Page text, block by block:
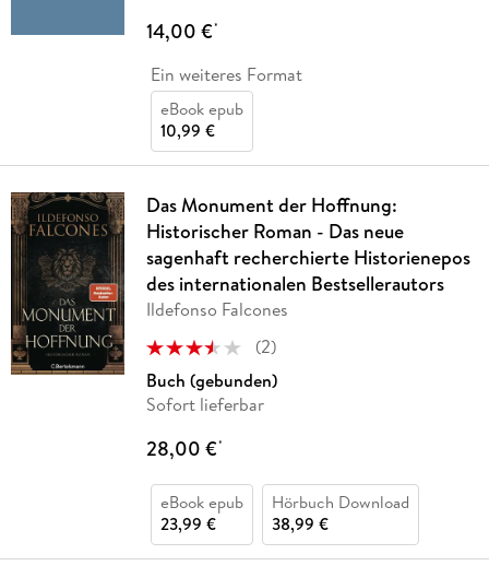
14,00 €*
Ein weiteres Format
eBook epub
10,99 €
Das Monument der Hoffnung:
Historischer Roman - Das neue
sagenhaft recherchierte Historienepos
des internationalen Bestsellerautors
Ildefonso Falcones
(2)
Buch (gebunden)
Sofort lieferbar
28,00 €*
eBook epub
23,99 €
Hörbuch Download
38,99 €